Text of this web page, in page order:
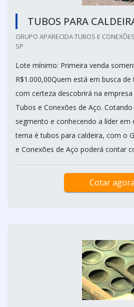
TUBOS PARA
GRUPO APARECIDA TUBOS E
SP
Lote mínimo: Primeira venda
R$1.000,00Quem está em busca
com certeza descobrirá na empresa
Tubos e Conexões de Aço.
segmento e conhecendo a líder em
tema é tubos para caldeira, com o
e Conexões de Aço poderá contar
Cotar agora